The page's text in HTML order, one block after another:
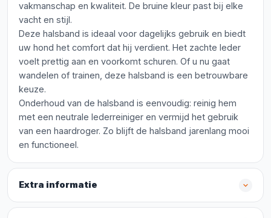
vakmanschap en kwaliteit. De bruine kleur past bij elke
vacht en stijl.
Deze halsband is ideaal voor dagelijks gebruik en biedt
uw hond het comfort dat hij verdient. Het zachte leder
voelt prettig aan en voorkomt schuren. Of u nu gaat
wandelen of trainen, deze halsband is een betrouwbare
keuze.
Onderhoud van de halsband is eenvoudig: reinig hem
met een neutrale lederreiniger en vermijd het gebruik
van een haardroger. Zo blijft de halsband jarenlang mooi
en functioneel.
Extra informatie